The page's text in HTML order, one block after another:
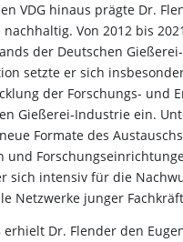
VDG hinaus prägte Dr.
Von 2012 bis
der Deutschen
setzte er sich
der Forschungs- und
Gießerei-Industrie ein.
Formate des
und
sich intensiv für die
Netzwerke junger
erhielt Dr. Flender den